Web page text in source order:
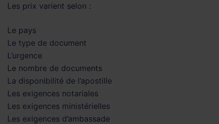
Les prix varient selon :
Le pays
Le type de document
L’urgence
Le nombre de documents
La disponibilité de l’apostille
Les exigences notariales
Les exigences ministérielles
Les exigences d’ambassade